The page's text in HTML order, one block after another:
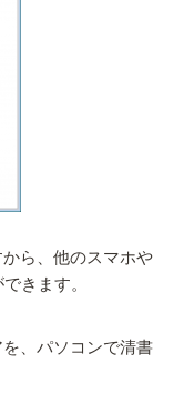
ら、他のスマホや
きます。
、パソコンで清書